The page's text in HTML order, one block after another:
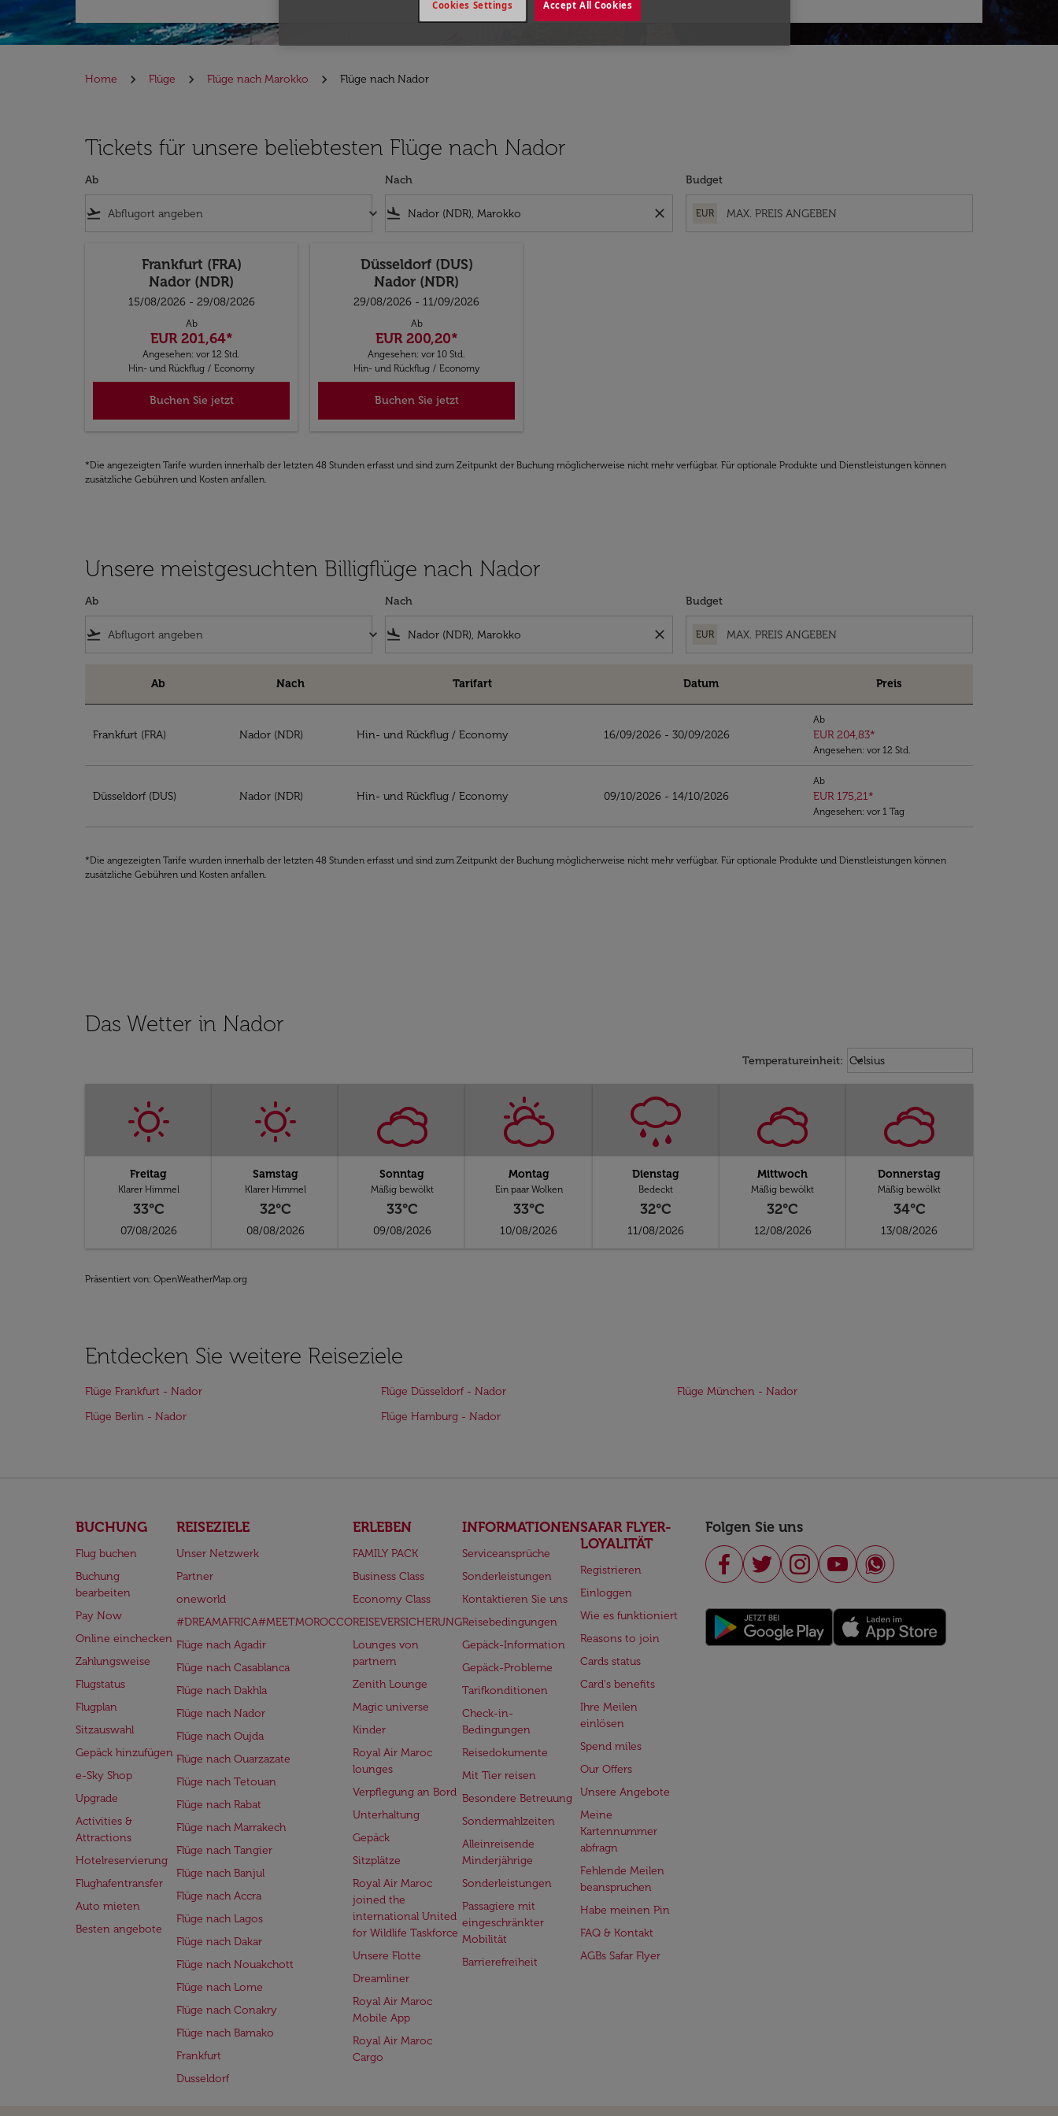
Home Flüge Flüge nach Marokko Flüge nach Nador
Tickets für unsere beliebtesten Flüge nach Nador
Ab
flight_takeoff keyboard_arrow_down
Nach
flight_land close
Budget
EUR
Frankfurt (FRA)
Nador (NDR)
15/08/2026 - 29/08/2026
Ab
EUR 201,64*
Angesehen: vor 12 Std.
Hin- und Rückflug / Economy
Buchen Sie jetzt
Düsseldorf (DUS)
Nador (NDR)
29/08/2026 - 11/09/2026
Ab
EUR 200,20*
Angesehen: vor 10 Std.
Hin- und Rückflug / Economy
Buchen Sie jetzt
*Die angezeigten Tarife wurden innerhalb der letzten 48 Stunden erfasst und sind zum Zeitpunkt der Buchung möglicherweise nicht mehr verfügbar. Für optionale Produkte und Dienstleistungen können
zusätzliche Gebühren und Kosten anfallen.
Unsere meistgesuchten Billigflüge nach Nador
Ab
flight_takeoff keyboard_arrow_down
Nach
flight_land close
Budget
EUR
Ab Nach Tarifart Datum Preis
Frankfurt (FRA) Nador (NDR) Hin- und Rückflug / Economy 16/09/2026 - 30/09/2026
Ab
EUR 204,83*
Angesehen: vor 12 Std.
Düsseldorf (DUS) Nador (NDR) Hin- und Rückflug / Economy 09/10/2026 - 14/10/2026
Ab
EUR 175,21*
Angesehen: vor 1 Tag
*Die angezeigten Tarife wurden innerhalb der letzten 48 Stunden erfasst und sind zum Zeitpunkt der Buchung möglicherweise nicht mehr verfügbar. Für optionale Produkte und Dienstleistungen können
zusätzliche Gebühren und Kosten anfallen.
Das Wetter in Nador
Temperatureinheit: Weather unit option Celsius
Celsius
keyboard_arrow_down
Freitag
Klarer Himmel
33°C
07/08/2026
Samstag
Klarer Himmel
32°C
08/08/2026
Sonntag
Mäßig bewölkt
33°C
09/08/2026
Montag
Ein paar Wolken
33°C
10/08/2026
Dienstag
Bedeckt
32°C
11/08/2026
Mittwoch
Mäßig bewölkt
32°C
12/08/2026
Donnerstag
Mäßig bewölkt
34°C
13/08/2026
Präsentiert von: OpenWeatherMap.org
Entdecken Sie weitere Reiseziele
Flüge Frankfurt - Nador Flüge Düsseldorf - Nador
Flüge München - Nador
Flüge Berlin - Nador
Flüge Hamburg - Nador
BUCHUNG
Flug buchen
Buchung
bearbeiten
Pay Now
Online einchecken
Zahlungsweise
Flugstatus
Flugplan
Sitzauswahl
Gepäck hinzufügen
e-Sky Shop
Upgrade
Activities &
Attractions
Hotelreservierung
Flughafentransfer
Auto mieten
Besten angebote
REISEZIELE
Unser Netzwerk
Partner
oneworld
#DREAMAFRICA#MEETMOROCCO
Flüge nach Agadir
Flüge nach Casablanca
Flüge nach Dakhla
Flüge nach Nador
Flüge nach Oujda
Flüge nach Ouarzazate
Flüge nach Tetouan
Flüge nach Rabat
Flüge nach Marrakech
Flüge nach Tangier
Flüge nach Banjul
Flüge nach Accra
Flüge nach Lagos
Flüge nach Dakar
Flüge nach Nouakchott
Flüge nach Lome
Flüge nach Conakry
Flüge nach Bamako
Frankfurt
Dusseldorf
ERLEBEN
FAMILY PACK
Business Class
Economy Class
REISEVERSICHERUNG
Lounges von
partnern
Zenith Lounge
Magic universe
Kinder
Royal Air Maroc
lounges
Verpflegung an Bord
Unterhaltung
Gepäck
Sitzplätze
Royal Air Maroc
joined the
international United
for Wildlife Taskforce
Unsere Flotte
Dreamliner
Royal Air Maroc
Mobile App
Royal Air Maroc
Cargo
INFORMATIONEN
Serviceansprüche
Sonderleistungen
Kontaktieren Sie uns
Reisebedingungen
Gepäck-Information
Gepäck-Probleme
Tarifkonditionen
Check-in-
Bedingungen
Reisedokumente
Mit Tier reisen
Besondere Betreuung
Sondermahlzeiten
Alleinreisende
Minderjährige
Sonderleistungen
Passagiere mit
eingeschränkter
Mobilität
Barrierefreiheit
SAFAR FLYER-
LOYALITÄT
Registrieren
Einloggen
Wie es funktioniert
Reasons to join
Cards status
Card's benefits
Ihre Meilen
einlösen
Spend miles
Our Offers
Unsere Angebote
Meine
Kartennummer
abfragn
Fehlende Meilen
beanspruchen
Habe meinen Pin
FAQ & Kontakt
AGBs Safar Flyer
Folgen Sie uns
Accept All Cookies
Cookies Settings